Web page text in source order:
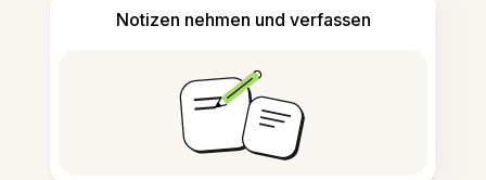
Notizen nehmen und verfassen